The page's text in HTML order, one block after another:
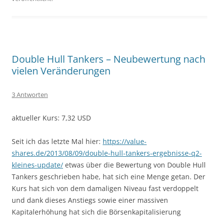
Double Hull Tankers – Neubewertung nach
vielen Veränderungen
3 Antworten
aktueller Kurs: 7,32 USD
Seit ich das letzte Mal hier: https://value-
shares.de/2013/08/09/double-hull-tankers-ergebnisse-q2-
kleines-update/ etwas über die Bewertung von Double Hull
Tankers geschrieben habe, hat sich eine Menge getan. Der
Kurs hat sich von dem damaligen Niveau fast verdoppelt
und dank dieses Anstiegs sowie einer massiven
Kapitalerhöhung hat sich die Börsenkapitalisierung